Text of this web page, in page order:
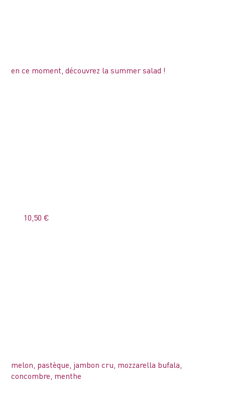
en ce moment, découvrez la summer salad !
10,50 €
melon, pastèque, jambon cru, mozzarella bufala,
concombre, menthe